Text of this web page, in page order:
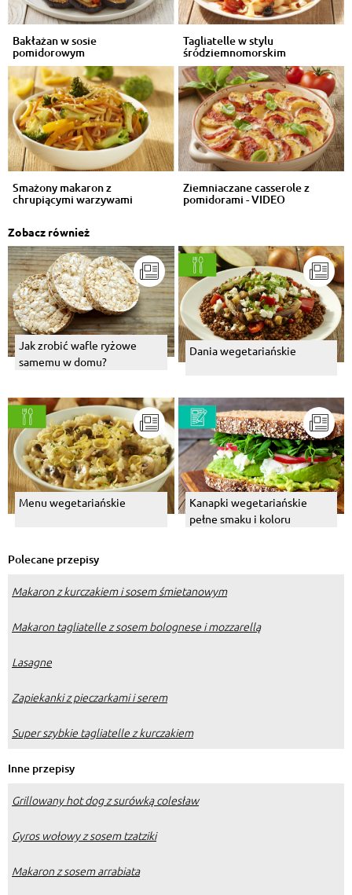
Bakłażan w sosie
pomidorowym
Tagliatelle w stylu
śródziemnomorskim
Smażony makaron z
chrupiącymi warzywami
Ziemniaczane casserole z
pomidorami - VIDEO
Zobacz również
Jak zrobić wafle ryżowe
samemu w domu?
Dania wegetariańskie
Menu wegetariańskie
Kanapki wegetariańskie
pełne smaku i koloru
Polecane przepisy
Makaron z kurczakiem i sosem śmietanowym
Makaron tagliatelle z sosem bolognese i mozzarellą
Lasagne
Zapiekanki z pieczarkami i serem
Super szybkie tagliatelle z kurczakiem
Inne przepisy
Grillowany hot dog z surówką colesław
Gyros wołowy z sosem tzatziki
Makaron z sosem arrabiata